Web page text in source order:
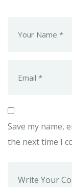
Save my name,
the next time I